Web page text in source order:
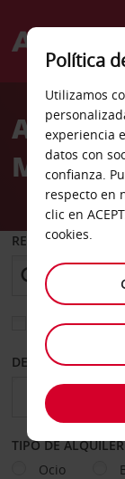
Welcome
AvisAlquiler
RECOGER EN
Elegir otra
DESDE
TIPO DE ALQUILER
Ocio
Política
Utilizamos
experiencia
datos con
confianza.
respecto en
clic en
cookies.